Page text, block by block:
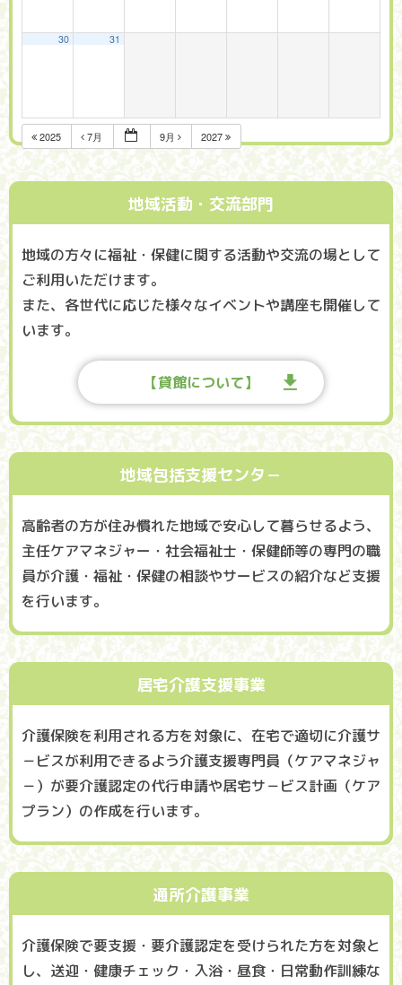
30 31
2025 7月 9月 2027
地域活動・交流部門
地域の方々に福祉・保健に関する活動や交流の場として
ご利用いただけます。
また、各世代に応じた様々なイベントや講座も開催して
います。
【貸館について】
地域包括支援センタ－
高齢者の方が住み慣れた地域で安心して暮らせるよう、
主任ケアマネジャー・社会福祉士・保健師等の専門の職
員が介護・福祉・保健の相談やサービスの紹介など支援
を行います。
居宅介護支援事業
介護保険を利用される方を対象に、在宅で適切に介護サ
－ビスが利用できるよう介護支援専門員（ケアマネジャ
－）が要介護認定の代行申請や居宅サ－ビス計画（ケア
プラン）の作成を行います。
通所介護事業
介護保険で要支援・要介護認定を受けられた方を対象と
し、送迎・健康チェック・入浴・昼食・日常動作訓練な